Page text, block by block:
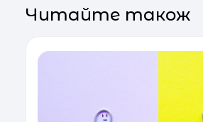
Читайте також